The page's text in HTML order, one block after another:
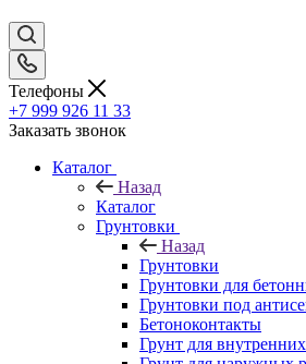
Телефоны
+7 999 926 11 33
Заказать звонок
Каталог
Назад
Каталог
Грунтовки
Назад
Грунтовки
Грунтовки для
Грунтовки под
Бетоноконтакты
Грунт для